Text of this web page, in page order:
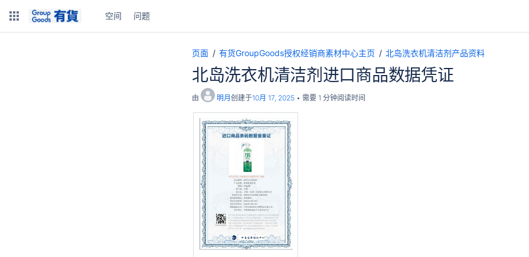
空间 问题
页面 有货GroupGoods授权经销商素材中心主页 北岛洗衣机清洁剂产品资料
北岛洗衣机清洁剂进口商品数据凭证
由 明月 创建于10月 17, 2025 需要 1 分钟阅读时间